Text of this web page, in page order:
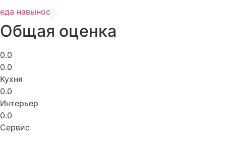
еда навынос
Общая оценка
0.0
0.0
Кухня
0.0
Интерьер
0.0
Сервис